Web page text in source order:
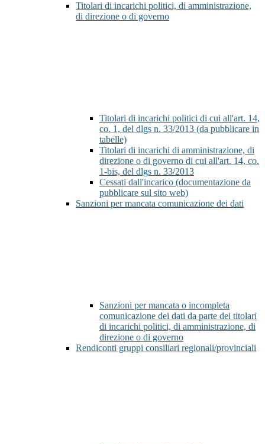
Titolari di incarichi politici, di amministrazione,
di direzione o di governo
Titolari di incarichi politici di cui all'art. 14,
co. 1, del dlgs n. 33/2013 (da pubblicare in
tabelle)
Titolari di incarichi di amministrazione, di
direzione o di governo di cui all'art. 14, co.
1-bis, del dlgs n. 33/2013
Cessati dall'incarico (documentazione da
pubblicare sul sito web)
Sanzioni per mancata comunicazione dei dati
Sanzioni per mancata o incompleta
comunicazione dei dati da parte dei titolari
di incarichi politici, di amministrazione, di
direzione o di governo
Rendiconti gruppi consiliari regionali/provinciali